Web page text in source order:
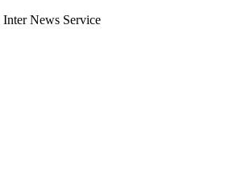
Inter News Service